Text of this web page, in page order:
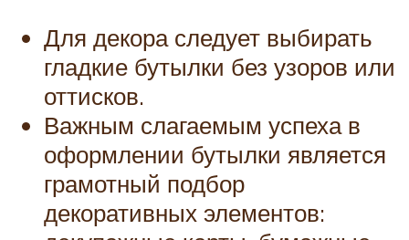
Для декора следует выбирать
гладкие бутылки без узоров или
оттисков.
Важным слагаемым успеха в
оформлении бутылки является
грамотный подбор
декоративных элементов: